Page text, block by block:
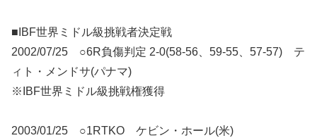
■IBF世界ミドル級挑戦者決定戦
2002/07/25 ○6R負傷判定 2-0(58-56、59-55、57-57) テ
ィト・メンドサ(パナマ)
※IBF世界ミドル級挑戦権獲得
2003/01/25 ○1RTKO ケビン・ホール(米)